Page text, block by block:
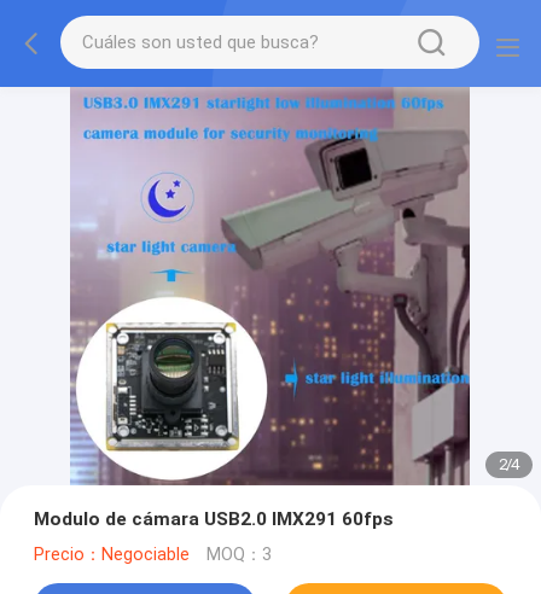
2/4
Modulo de cámara USB2.0 IMX291 60fps
Precio：Negociable MOQ：3